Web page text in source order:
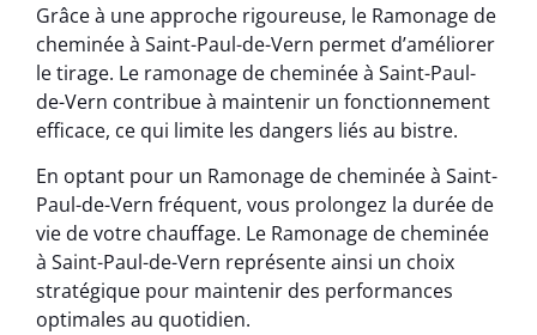
Grâce à une approche rigoureuse, le Ramonage de
cheminée à Saint-Paul-de-Vern permet d’améliorer
le tirage. Le ramonage de cheminée à Saint-Paul-
de-Vern contribue à maintenir un fonctionnement
efficace, ce qui limite les dangers liés au bistre.
En optant pour un Ramonage de cheminée à Saint-
Paul-de-Vern fréquent, vous prolongez la durée de
vie de votre chauffage. Le Ramonage de cheminée
à Saint-Paul-de-Vern représente ainsi un choix
stratégique pour maintenir des performances
optimales au quotidien.